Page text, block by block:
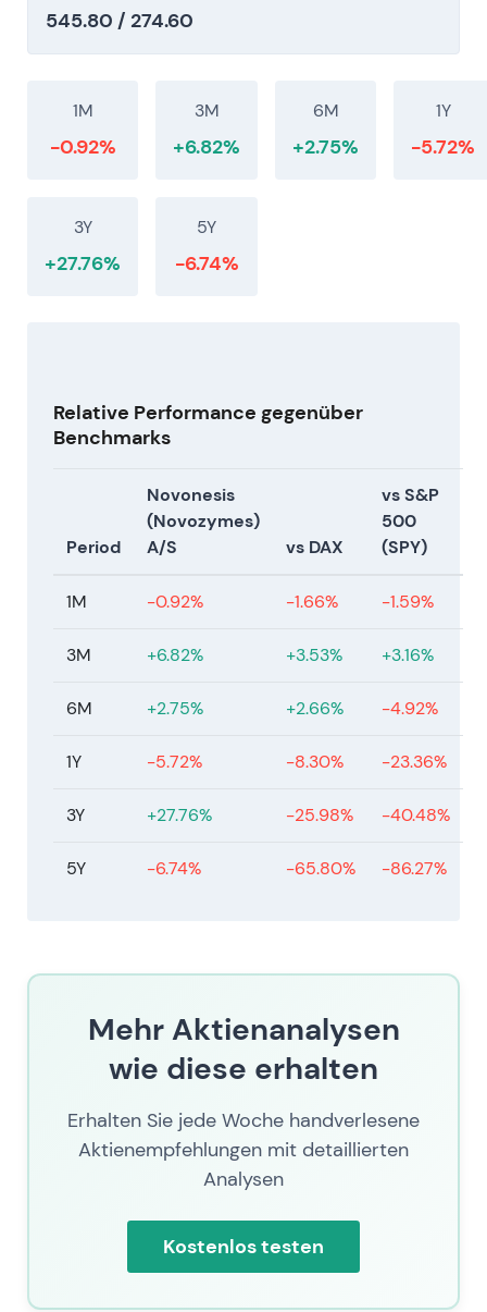
545.80 / 274.60
1M
-0.92%
3M
+6.82%
6M
+2.75%
1Y
-5.72%
3Y
+27.76%
5Y
-6.74%
Relative Performance gegenüber
Benchmarks
Period
Novonesis
(Novozymes)
A/S
vs DAX
vs S&P
500
(SPY)
1M -0.92% -1.66% -1.59%
3M +6.82% +3.53% +3.16%
6M +2.75% +2.66% -4.92%
1Y -5.72% -8.30% -23.36%
3Y +27.76% -25.98% -40.48%
5Y -6.74% -65.80% -86.27%
Mehr Aktienanalysen
wie diese erhalten
Erhalten Sie jede Woche handverlesene
Aktienempfehlungen mit detaillierten
Analysen
Kostenlos testen